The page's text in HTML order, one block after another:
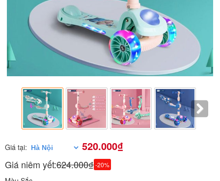
Giá tại: 520.000₫
Giá niêm yết:624.000₫-20%